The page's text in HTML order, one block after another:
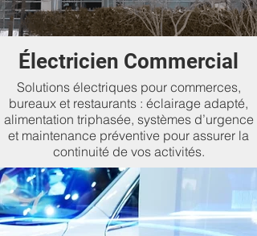
Électricien Commercial
Solutions électriques pour commerces,
bureaux et restaurants : éclairage adapté,
alimentation triphasée, systèmes d’urgence
et maintenance préventive pour assurer la
continuité de vos activités.